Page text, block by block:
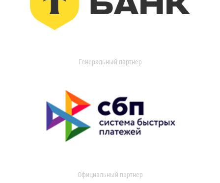
Генеральный партнер
Официальный партнер